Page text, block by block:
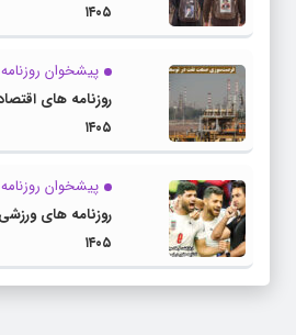
۱۴۰۵
پیشخوان روزنامه
۱۴۰۵
پیشخوان روزنامه
۱۴۰۵